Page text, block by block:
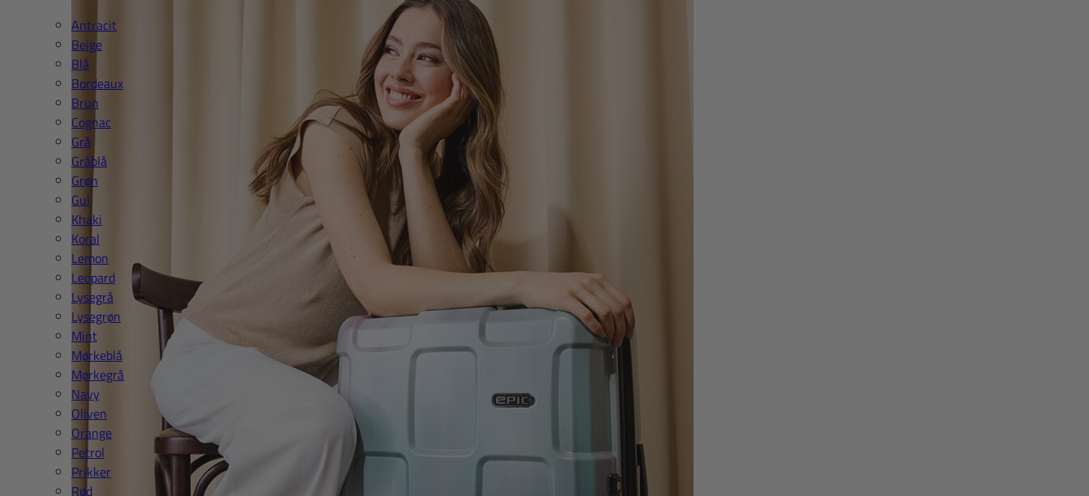
Antracit
Beige
Blå
Bordeaux
Brun
Cognac
Grå
Gråblå
Grøn
Gul
Khaki
Koral
Lemon
Leopard
Lysegrå
Lysegrøn
Mint
Mørkeblå
Mørkegrå
Navy
Oliven
Orange
Petrol
Prikker
Rød